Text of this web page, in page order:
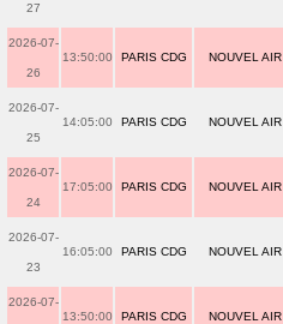
27
2026-07-
26
13:50:00 PARIS CDG NOUVEL AIR
2026-07-
25
14:05:00 PARIS CDG NOUVEL AIR
2026-07-
24
17:05:00 PARIS CDG NOUVEL AIR
2026-07-
23
16:05:00 PARIS CDG NOUVEL AIR
2026-07-
13:50:00 PARIS CDG NOUVEL AIR